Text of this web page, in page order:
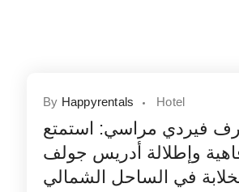
By Happyrentals Hotel
3 غرف فيردي مراسي: استمتع
وإطلالة أدريس جولف
في الساحل الشمالي